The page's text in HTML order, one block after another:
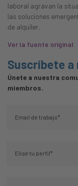
laboral agravan la
las soluciones
de alquiler.
Ver la fuente original
Suscríbete
Únete a nuestra
miembros.